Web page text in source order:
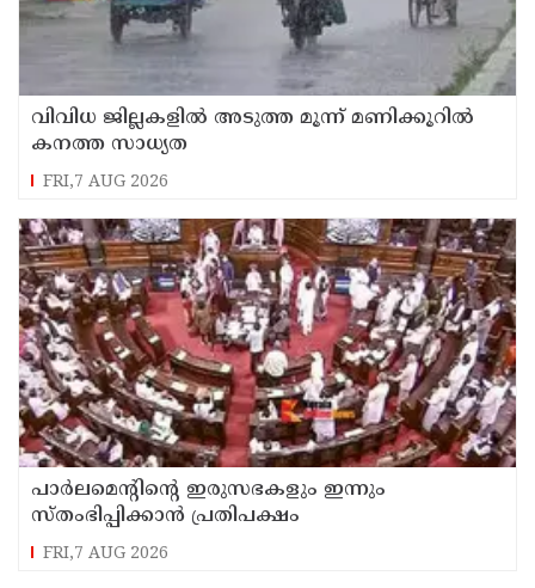
വിവിധ ജില്ലകളില്‍ അടുത്ത മൂന്ന് മണിക്കൂറില്‍
കനത്ത സാധ്യത
FRI,7 AUG 2026
പാര്‍ലമെന്റിന്റെ ഇരുസഭകളും ഇന്നും
സ്തംഭിപ്പിക്കാന്‍ പ്രതിപക്ഷം
FRI,7 AUG 2026